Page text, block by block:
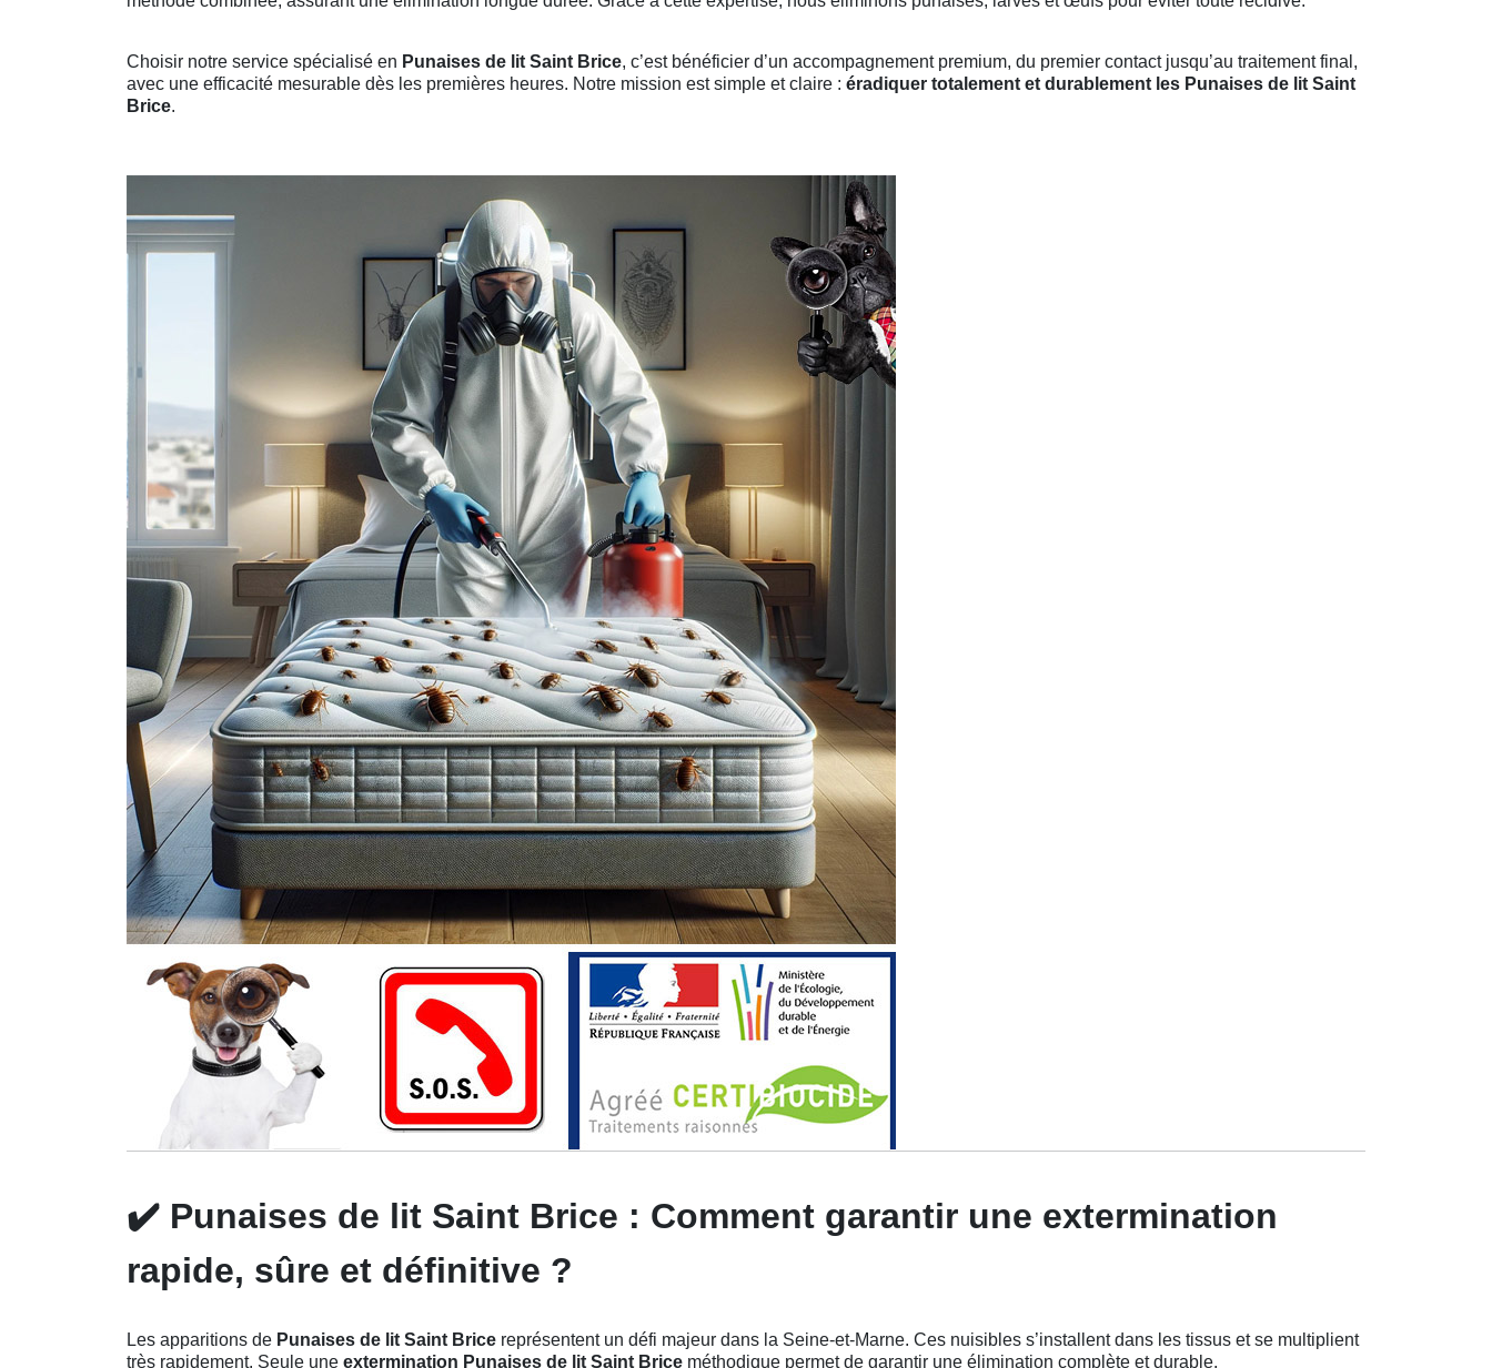
Choisir notre service spécialisé en Punaises de lit Saint Brice, c’est bénéficier d’un accompagnement premium, du premier contact jusqu’au traitement final,
avec une efficacité mesurable dès les premières heures. Notre mission est simple et claire : éradiquer totalement et durablement les Punaises de lit Saint
Brice.
✔️ Punaises de lit Saint Brice : Comment garantir une extermination
rapide, sûre et définitive ?
Les apparitions de Punaises de lit Saint Brice représentent un défi majeur dans la Seine-et-Marne. Ces nuisibles s’installent dans les tissus et se multiplient
très rapidement. Seule une extermination Punaises de lit Saint Brice méthodique permet de garantir une élimination complète et durable.